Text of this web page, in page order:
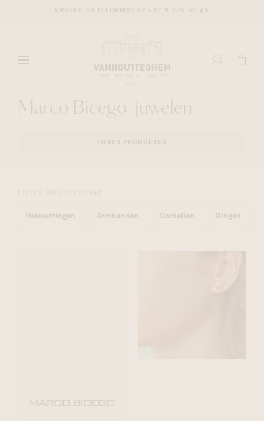
Marco Bicego juwelen
Halskettingen Armbanden Oorbellen Ringen